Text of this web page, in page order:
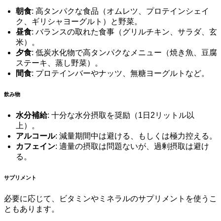
朝食: 高タンパクな食品（オムレツ、プロテインシェイ
ク、ギリシャヨーグルト）と野菜。
昼食: バランスの取れた食事（グリルチキン、サラダ、玄
米）。
夕食: 低炭水化物で高タンパクなメニュー（焼き魚、豆腐
ステーキ、蒸し野菜）。
間食: プロテインバーやナッツ、無糖ヨーグルトなど。
飲み物
水分補給: 十分な水分摂取を奨励（1日2リットル以
上）。
アルコール: 減量期間中は避ける、もしくは極力控える。
カフェイン: 適量の摂取は問題ないが、過剰摂取は避け
る。
サプリメント
必要に応じて、ビタミンやミネラルのサプリメントを使うこ
ともあります。